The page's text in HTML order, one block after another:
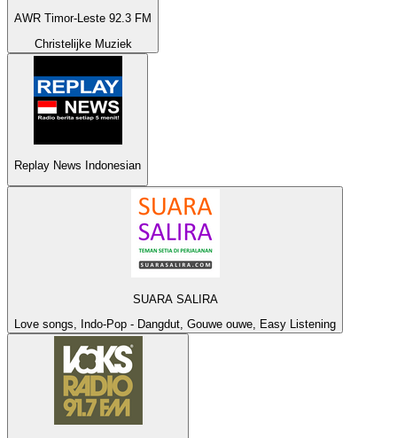
AWR Timor-Leste 92.3 FM
Christelijke Muziek
Replay News Indonesian
SUARA SALIRA
Love songs, Indo-Pop - Dangdut, Gouwe ouwe, Easy Listening